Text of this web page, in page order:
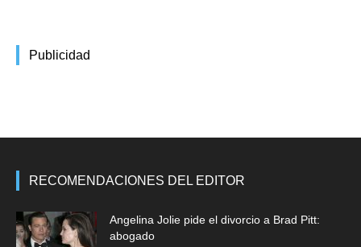
Publicidad
RECOMENDACIONES DEL EDITOR
Angelina Jolie pide el divorcio a Brad Pitt:
abogado